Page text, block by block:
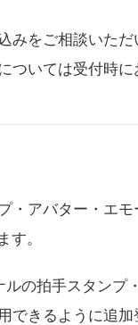
みをご相談いた
ついては受付時
・アバター・エ
す。
の拍手スタンプ
できるように追